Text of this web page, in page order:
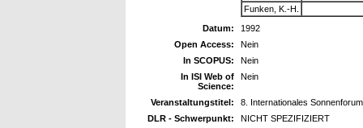
Funken, K.-H.
Datum:
1992
Open Access:
Nein
In SCOPUS:
Nein
In ISI Web of
Science:
Nein
Veranstaltungstitel:
8. Internationales
DLR - Schwerpunkt:
NICHT SPEZIFIZIERT